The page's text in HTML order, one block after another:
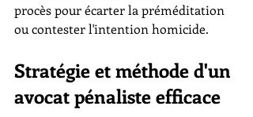
procès pour écarter la préméditation
ou contester l'intention homicide.
Stratégie et méthode d'un
avocat pénaliste efficace